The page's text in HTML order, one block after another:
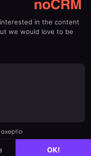
vous
pas
pour passer
et closer plus de